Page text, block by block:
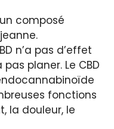
composé
n’a pas d’effet
planer. Le CBD
fonctions
la douleur, le